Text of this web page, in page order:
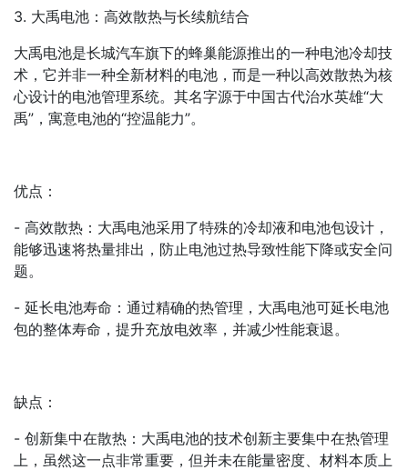
3. 大禹电池：高效散热与长续航结合
大禹电池是长城汽车旗下的蜂巢能源推出的一种电池冷却技
术，它并非一种全新材料的电池，而是一种以高效散热为核
心设计的电池管理系统。其名字源于中国古代治水英雄“大
禹”，寓意电池的“控温能力”。
优点：
- 高效散热：大禹电池采用了特殊的冷却液和电池包设计，
能够迅速将热量排出，防止电池过热导致性能下降或安全问
题。
- 延长电池寿命：通过精确的热管理，大禹电池可延长电池
包的整体寿命，提升充放电效率，并减少性能衰退。
缺点：
- 创新集中在散热：大禹电池的技术创新主要集中在热管理
上，虽然这一点非常重要，但并未在能量密度、材料本质上